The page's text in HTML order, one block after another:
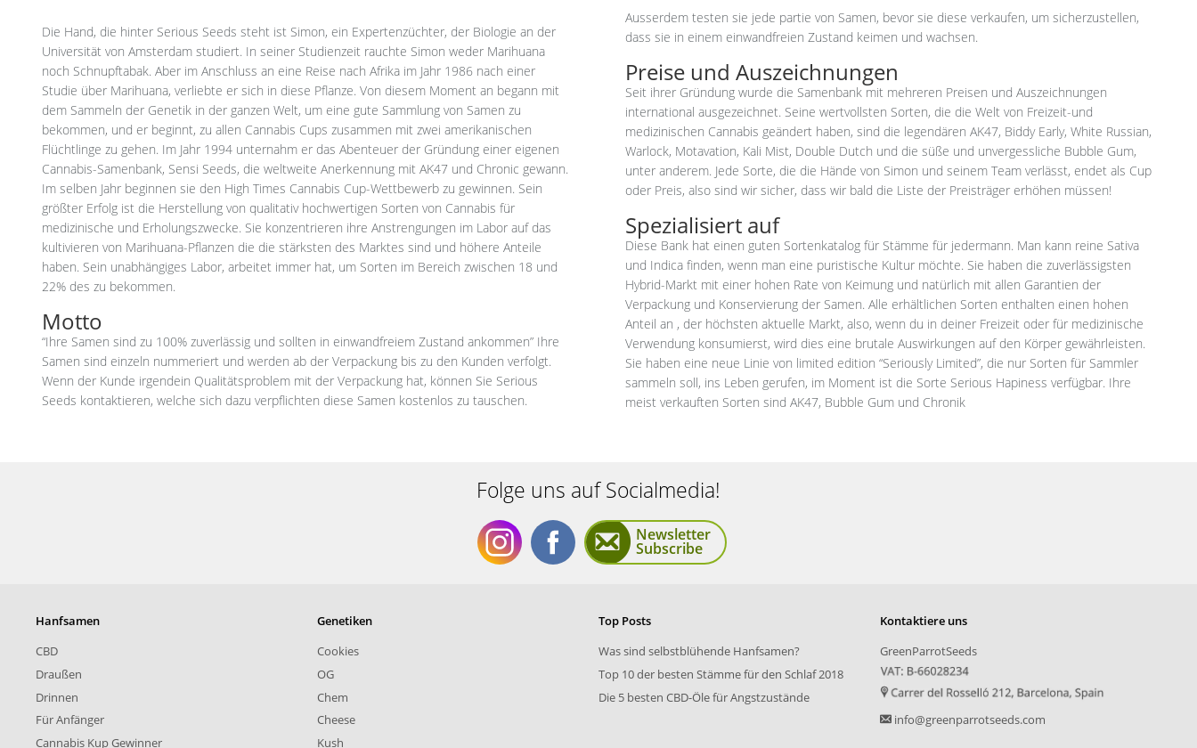
Die Hand, die hinter Serious Seeds steht ist Simon, ein Expertenzüchter, der Biologie an der
Universität von Amsterdam studiert. In seiner Studienzeit rauchte Simon weder Marihuana
noch Schnupftabak. Aber im Anschluss an eine Reise nach Afrika im Jahr 1986 nach einer
Studie über Marihuana, verliebte er sich in diese Pflanze. Von diesem Moment an begann mit
dem Sammeln der Genetik in der ganzen Welt, um eine gute Sammlung von Samen zu
bekommen, und er beginnt, zu allen Cannabis Cups zusammen mit zwei amerikanischen
Flüchtlinge zu gehen. Im Jahr 1994 unternahm er das Abenteuer der Gründung einer eigenen
Cannabis-Samenbank, Sensi Seeds, die weltweite Anerkennung mit AK47 und Chronic gewann.
Im selben Jahr beginnen sie den High Times Cannabis Cup-Wettbewerb zu gewinnen. Sein
größter Erfolg ist die Herstellung von qualitativ hochwertigen Sorten von Cannabis für
medizinische und Erholungszwecke. Sie konzentrieren ihre Anstrengungen im Labor auf das
kultivieren von Marihuana-Pflanzen die die stärksten des Marktes sind und höhereAnteile
haben. Sein unabhängiges Labor, arbeitet immer hat, um Sorten im Bereich zwischen 18 und
22% deszu bekommen.
Motto
“Ihre Samen sind zu 100% zuverlässig und sollten in einwandfreiem Zustand ankommen” Ihre
Samen sind einzeln nummeriert und werden ab der Verpackung bis zu den Kunden verfolgt.
Wenn der Kunde irgendein Qualitätsproblem mit der Verpackung hat, können Sie Serious
Seeds kontaktieren, welche sich dazu verpflichten diese Samen kostenlos zu tauschen.
Ausserdem testen sie jede partie von Samen, bevor sie diese verkaufen, um sicherzustellen,
dass sie in einem einwandfreien Zustand keimen und wachsen.
Preise und Auszeichnungen
Seit ihrer Gründung wurde die Samenbank mit mehreren Preisen und Auszeichnungen
international ausgezeichnet. Seine wertvollsten Sorten, die die Welt von Freizeit-und
medizinischen Cannabis geändert haben, sind die legendären AK47, Biddy Early, White Russian,
Warlock, Motavation, Kali Mist, Double Dutch und die süße und unvergessliche Bubble Gum,
unter anderem. Jede Sorte, die die Hände von Simon und seinem Team verlässt, endet als Cup
oder Preis, also sind wir sicher, dass wir bald die Liste der Preisträger erhöhen müssen!
Spezialisiert auf
Diese Bank hat einen guten Sortenkatalog für Stämme für jedermann. Man kann reine Sativa
und Indica finden, wenn man eine puristische Kultur möchte. Sie haben die zuverlässigsten
Hybrid-Markt mit einer hohen Rate von Keimung und natürlich mit allen Garantien der
Verpackung und Konservierung der Samen. Alle erhältlichen Sorten enthalten einen hohen
Anteil an , der höchsten aktuelle Markt, also, wenn du in deiner Freizeit oder für medizinische
Verwendung konsumierst, wird dies eine brutale Auswirkungen auf den Körper gewährleisten.
Sie haben eine neue Linie von limited edition “Seriously Limited”, die nur Sorten für Sammler
sammeln soll, ins Leben gerufen, im Moment ist die Sorte Serious Hapiness verfügbar. Ihre
meist verkauften Sorten sind AK47, Bubble Gum und Chronik
Folge uns auf Socialmedia!
Newsletter
Subscribe
Hanfsamen
CBD
Draußen
Drinnen
Für Anfänger
Cannabis Kup Gewinner
Genetiken
Cookies
OG
Chem
Cheese
Kush
Top Posts
Was sind selbstblühende Hanfsamen?
Top 10 der besten Stämme für den Schlaf 2018
Die 5 besten CBD-Öle für Angstzustände
Kontaktiere uns
GreenParrotSeeds
info@greenparrotseeds.com